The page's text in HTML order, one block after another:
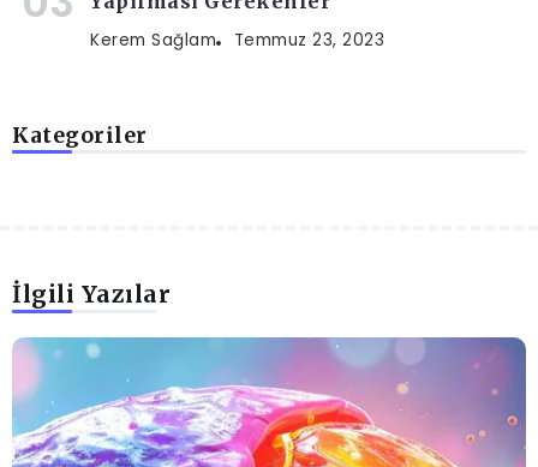
Kerem Sağlam Temmuz 23, 2023
Kategoriler
İlgili Yazılar